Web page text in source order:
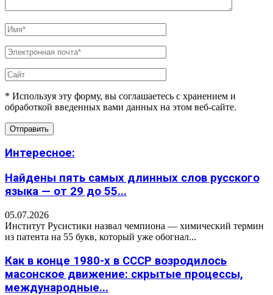
* Используя эту форму, вы соглашаетесь с хранением и
обработкой введенных вами данных на этом веб-сайте.
Интересное:
Найдены пять самых длинных слов русского
языка — от 29 до 55...
05.07.2026
Институт Русистики назвал чемпиона — химический термин
из патента на 55 букв, который уже обогнал...
Как в конце 1980-х в СССР возродилось
масонское движение: скрытые процессы,
международные...